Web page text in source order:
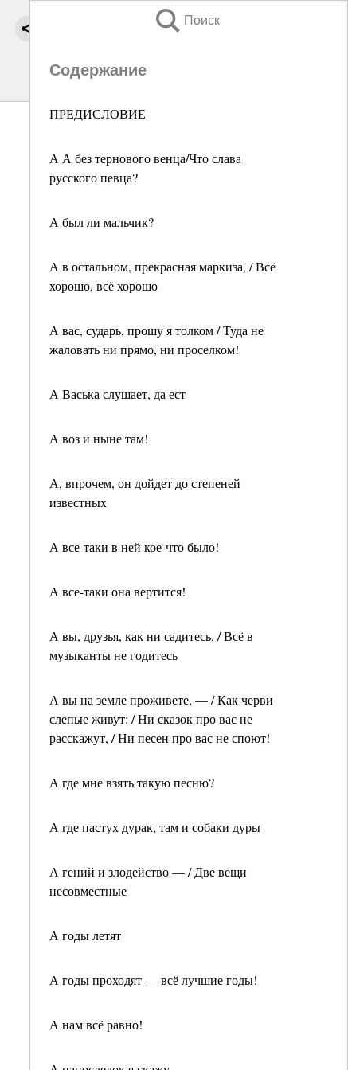
Поиск
Содержание
ПРЕДИСЛОВИЕ
А А без тернового венца/Что слава
русского певца?
А был ли мальчик?
А в остальном, прекрасная маркиза, / Всё
хорошо, всё хорошо
А вас, сударь, прошу я толком / Туда не
жаловать ни прямо, ни проселком!
А Васька слушает, да ест
А воз и ныне там!
А, впрочем, он дойдет до степеней
известных
А все-таки в ней кое-что было!
А все-таки она вертится!
А вы, друзья, как ни садитесь, / Всё в
музыканты не годитесь
А вы на земле проживете, — / Как черви
слепые живут: / Ни сказок про вас не
расскажут, / Ни песен про вас не споют!
А где мне взять такую песню?
А где пастух дурак, там и собаки дуры
А гений и злодейство — / Две вещи
несовместные
А годы летят
А годы проходят — всё лучшие годы!
А нам всё равно!